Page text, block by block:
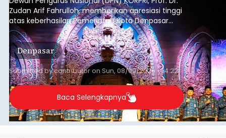
Zudan Arif Fahrulloh, memberikan apresiasi tinggi
atas keberhasilan Pemerintah Kota Denpasar
dan KORPRI Kota Denpasar dalam
mengimplementasikan program gotong royong
kepedulian sosial bertajuk "Sembagi Arutala".
Denpasar
Submitted bycontributoron Sun, 08/09/2026 - 14:22
Baca Selengkapnya